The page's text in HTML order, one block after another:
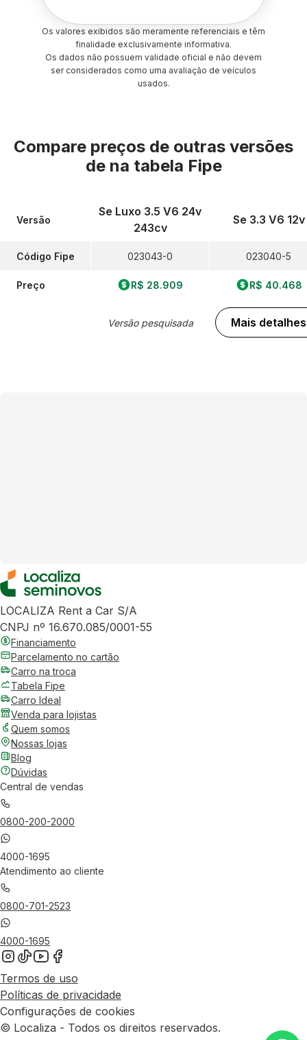
Os valores exibidos são meramente referenciais e têm
finalidade exclusivamente informativa.
Os dados não possuem validade oficial e não devem
ser considerados como uma avaliação de veículos
usados.
Compare preços de outras versões
de na tabela Fipe
Versão
Código Fipe
Preço
Se Luxo 3.5 V6 24v
243cv
023043-0
R$ 28.909
Versão pesquisada
Se 3.3 V6 12v
023040-5
R$ 40.468
Mais detalhes
LOCALIZA Rent a Car S/A
CNPJ nº 16.670.085/0001-55
Financiamento
Parcelamento no cartão
Carro na troca
Tabela Fipe
Carro Ideal
Venda para lojistas
Quem somos
Nossas lojas
Blog
Dúvidas
Central de vendas
0800-200-2000
4000-1695
Atendimento ao cliente
0800-701-2523
4000-1695
Termos de uso
Políticas de privacidade
Configurações de cookies
© Localiza - Todos os direitos reservados.